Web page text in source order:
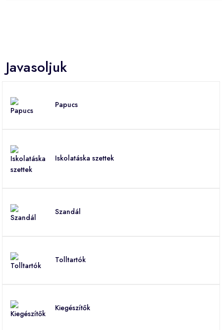
Javasoljuk
Papucs
Iskolatáska szettek
Szandál
Tolltartók
Kiegészítők